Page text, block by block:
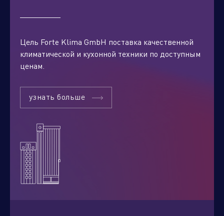
Цель Forte Klima GmbH поставка качественной
климатической и кухонной техники по доступным
ценам.
узнать больше